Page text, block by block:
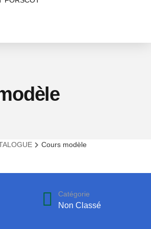
Cours modèle
Catégorie
Non Classé